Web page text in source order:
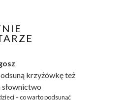
krzyżówkęteż
– co warto podsunąć